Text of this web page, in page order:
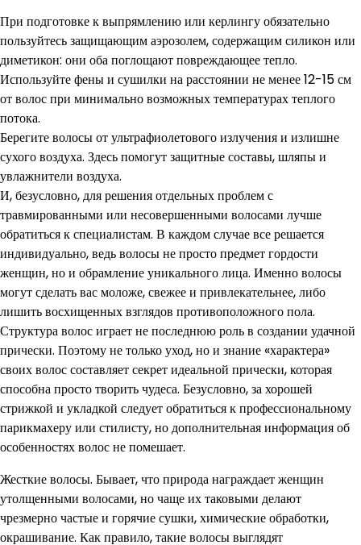
При подготовке к выпрямлению или керлингу обязательно
пользуйтесь защищающим аэрозолем, содержащим силикон или
диметикон: они оба поглощают повреждающее тепло.
Используйте фены и сушилки на расстоянии не менее 12-15 см
от волос при минимально возможных температурах теплого
потока.
Берегите волосы от ультрафиолетового излучения и излишне
сухого воздуха. Здесь помогут защитные составы, шляпы и
увлажнители воздуха.
И, безусловно, для решения отдельных проблем с
травмированными или несовершенными волосами лучше
обратиться к специалистам. В каждом случае все решается
индивидуально, ведь волосы не просто предмет гордости
женщин, но и обрамление уникального лица. Именно волосы
могут сделать вас моложе, свежее и привлекательнее, либо
лишить восхищенных взглядов противоположного пола.
Структура волос играет не последнюю роль в создании удачной
прически. Поэтому не только уход, но и знание «характера»
своих волос составляет секрет идеальной прически, которая
способна просто творить чудеса. Безусловно, за хорошей
стрижкой и укладкой следует обратиться к профессиональному
парикмахеру или стилисту, но дополнительная информация об
особенностях волос не помешает.
Жесткие волосы. Бывает, что природа награждает женщин
утолщенными волосами, но чаще их таковыми делают
чрезмерно частые и горячие сушки, химические обработки,
окрашивание. Как правило, такие волосы выглядят